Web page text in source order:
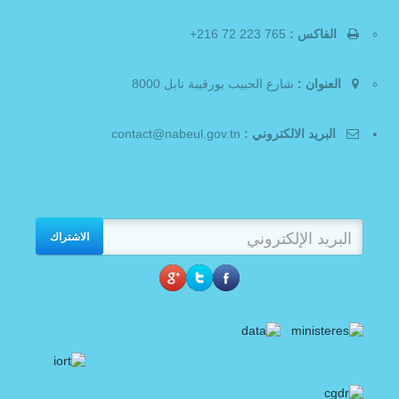
الفاكس :
العنوان : شارع الحبيب بورقيبة نابل 8000
البريد الالكتروني :
الاشتراك